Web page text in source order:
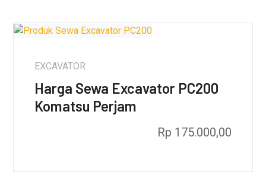
EXCAVATOR
Harga Sewa Excavator PC200
Komatsu Perjam
Rp 175.000,00